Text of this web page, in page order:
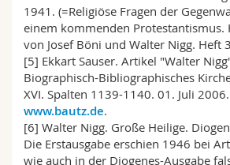
1941. (=Religiöse Fragen der
einem kommenden Protestantismus.
von Josef Böni und Walter Nigg. Heft
[5] Ekkart Sauser. Artikel "Walter
Biographisch-Bibliographisches
XVI. Spalten 1139-1140. 01. Juli 2006.
www.bautz.de.
[6] Walter Nigg. Große Heilige.
Die Erstausgabe erschien 1946 bei
wie auch in der Diogenes-Ausgabe